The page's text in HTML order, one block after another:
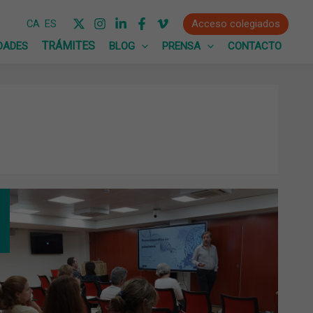
CA ES
Acceso colegiados
BLOG PRENSA CONTACTO